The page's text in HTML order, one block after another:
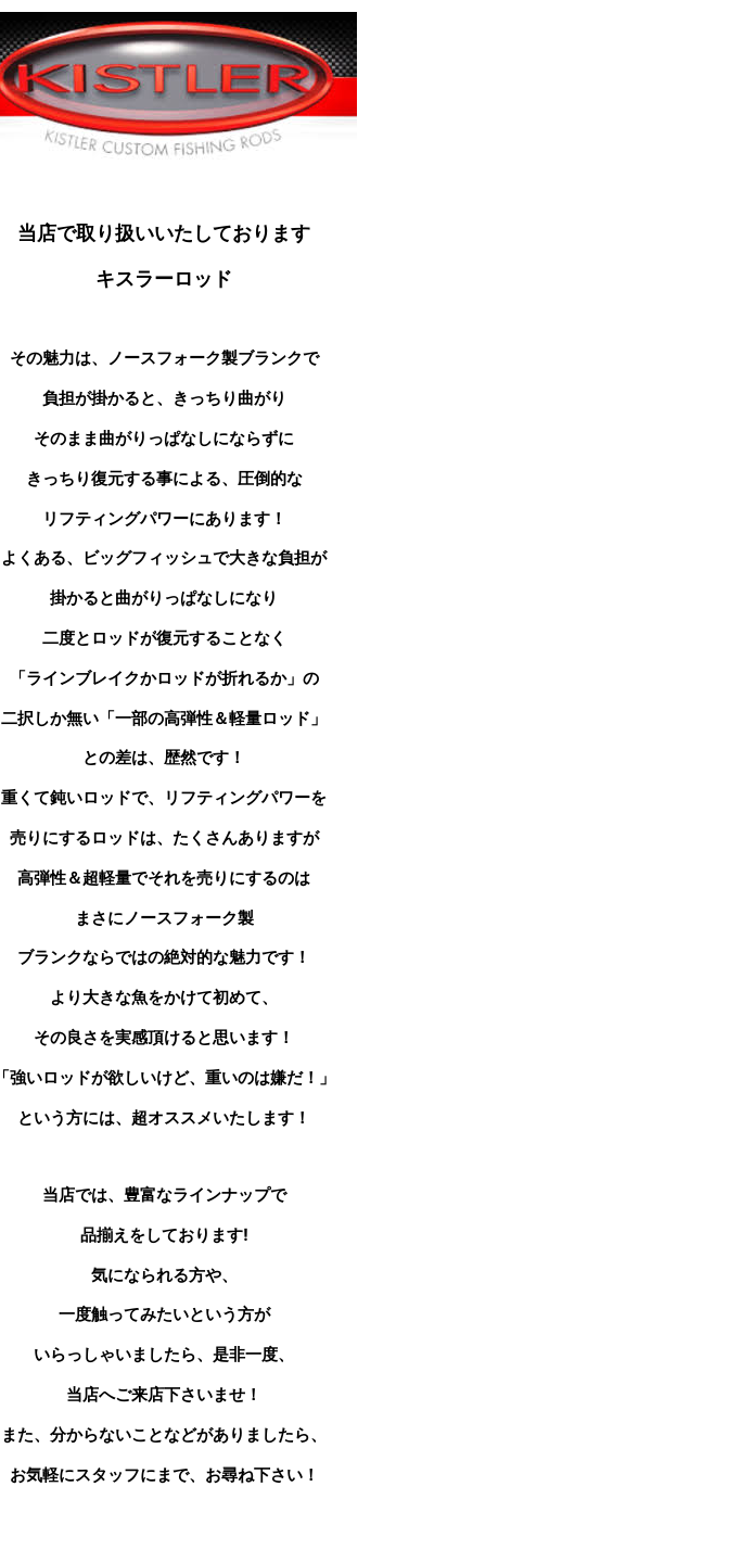
当店で取り扱いいたしております
キスラーロッド
その魅力は、ノースフォーク製ブランクで
負担が掛かると、きっちり曲がり
そのまま曲がりっぱなしにならずに
きっちり復元する事による、圧倒的な
リフティングパワーにあります！
よくある、ビッグフィッシュで大きな負担が
掛かると曲がりっぱなしになり
二度とロッドが復元することなく
「ラインブレイクかロッドが折れるか」の
二択しか無い「一部の高弾性＆軽量ロッド」
との差は、歴然です！
重くて鈍いロッドで、リフティングパワーを
売りにするロッドは、たくさんありますが
高弾性＆超軽量でそれを売りにするのは
まさにノースフォーク製
ブランクならではの絶対的な魅力です！
より大きな魚をかけて初めて、
その良さを実感頂けると思います！
「強いロッドが欲しいけど、重いのは嫌だ！」
という方には、超オススメいたします！
当店では、豊富なラインナップで
品揃えをしております!
気になられる方や、
一度触ってみたいという方が
いらっしゃいましたら、是非一度、
当店へご来店下さいませ！
また、分からないことなどがありましたら、
お気軽にスタッフにまで、お尋ね下さい！